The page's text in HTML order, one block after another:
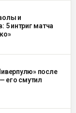
и
5 интриг матча
после
его смутил